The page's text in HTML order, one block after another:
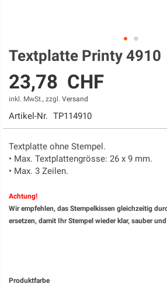
Zum
Anfang
der
Bildgalerie
springen
Textplatte Printy 4910
23,78 CHF
inkl. MwSt., zzgl. Versand
Artikel-Nr. TP114910
Textplatte ohne Stempel.
• Max. Textplattengrösse: 26 x 9 mm.
• Max. 3 Zeilen.
Achtung!​
Wir empfehlen, das Stempelkissen gleichzeitig
ersetzen, damit Ihr Stempel wieder klar, sauber
Produktfarbe